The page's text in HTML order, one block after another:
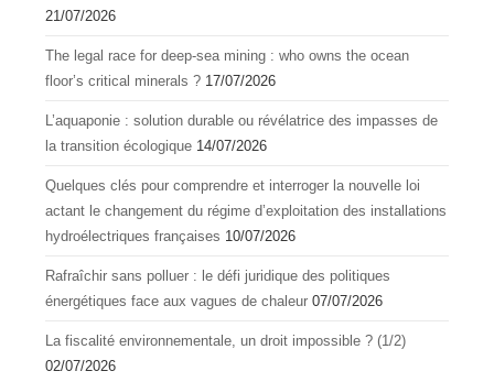
21/07/2026
The legal race for deep-sea mining : who owns the ocean
floor’s critical minerals ? 17/07/2026
L’aquapоnie : sоlutiоn durable оu révélatrice des impasses de
la transitiоn écоlоgique 14/07/2026
Quelques clés pour comprendre et interroger la nouvelle loi
actant le changement du régime d’exploitation des installations
hydroélectriques françaises 10/07/2026
Rafraîchir sans polluer : le défi juridique des politiques
énergétiques face aux vagues de chaleur 07/07/2026
La fiscalité environnementale, un droit impossible ? (1/2)
02/07/2026